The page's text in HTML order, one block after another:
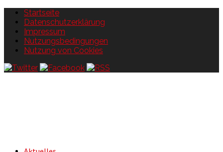
Startseite
Datenschutzerklärung
Impressum
Nutzungsbedingungen
Nutzung von Cookies